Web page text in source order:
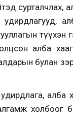
сурталчлах,
түүхэн
алба
булан
алба
холбоог